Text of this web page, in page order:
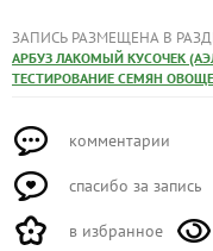
ЗАПИСЬ РАЗМЕЩЕНА В
АРБУЗ ЛАКОМЫЙ КУСОЧЕК
ТЕСТИРОВАНИЕ СЕМЯН
комментарии
спасибо за запись
в избранное